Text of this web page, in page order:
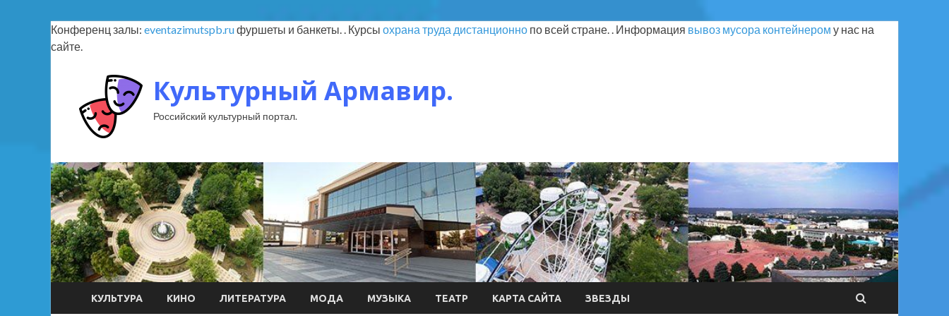
Конференц залы: eventazimutspb.ruфуршеты и банкеты. . Курсы охрана труда дистанционно по всей стране. . Информация вывоз мусора контейнером у нас на
сайте.
Культурный Армавир.
Российский культурный портал.
КУЛЬТУРА КИНО ЛИТЕРАТУРА МОДА МУЗЫКА ТЕАТР КАРТА САЙТА ЗВЕЗДЫ